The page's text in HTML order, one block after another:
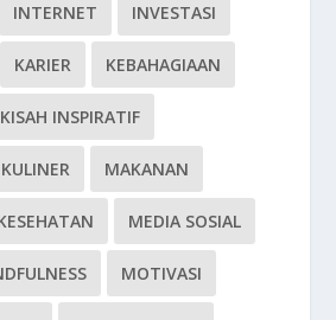
INTERNET INVESTASI
KARIER KEBAHAGIAAN
KISAH INSPIRATIF
KULINER MAKANAN
MEDIA SOSIAL
MOTIVASI